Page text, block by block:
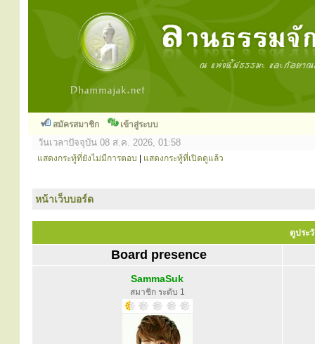
สมัครสมาชิก เข้าสู่ระบบ
วันเวลาปัจจุบัน 08 ส.ค. 2026, 01:58
แสดงกระทู้ที่ยังไม่มีการตอบ แสดงกระทู้ที่เปิดดูแล้ว
หน้าเว็บบอร์ด
ดูประ
Board presence
SammaSuk
สมาชิก ระดับ 1